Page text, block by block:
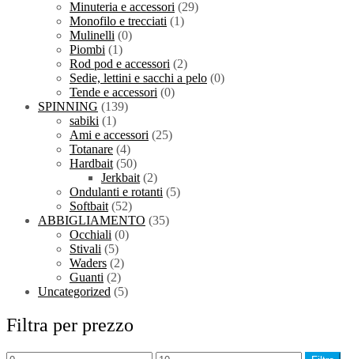
Minuteria e accessori (29)
Monofilo e trecciati (1)
Mulinelli (0)
Piombi (1)
Rod pod e accessori (2)
Sedie, lettini e sacchi a pelo (0)
Tende e accessori (0)
SPINNING (139)
sabiki (1)
Ami e accessori (25)
Totanare (4)
Hardbait (50)
Jerkbait (2)
Ondulanti e rotanti (5)
Softbait (52)
ABBIGLIAMENTO (35)
Occhiali (0)
Stivali (5)
Waders (2)
Guanti (2)
Uncategorized (5)
Filtra per prezzo